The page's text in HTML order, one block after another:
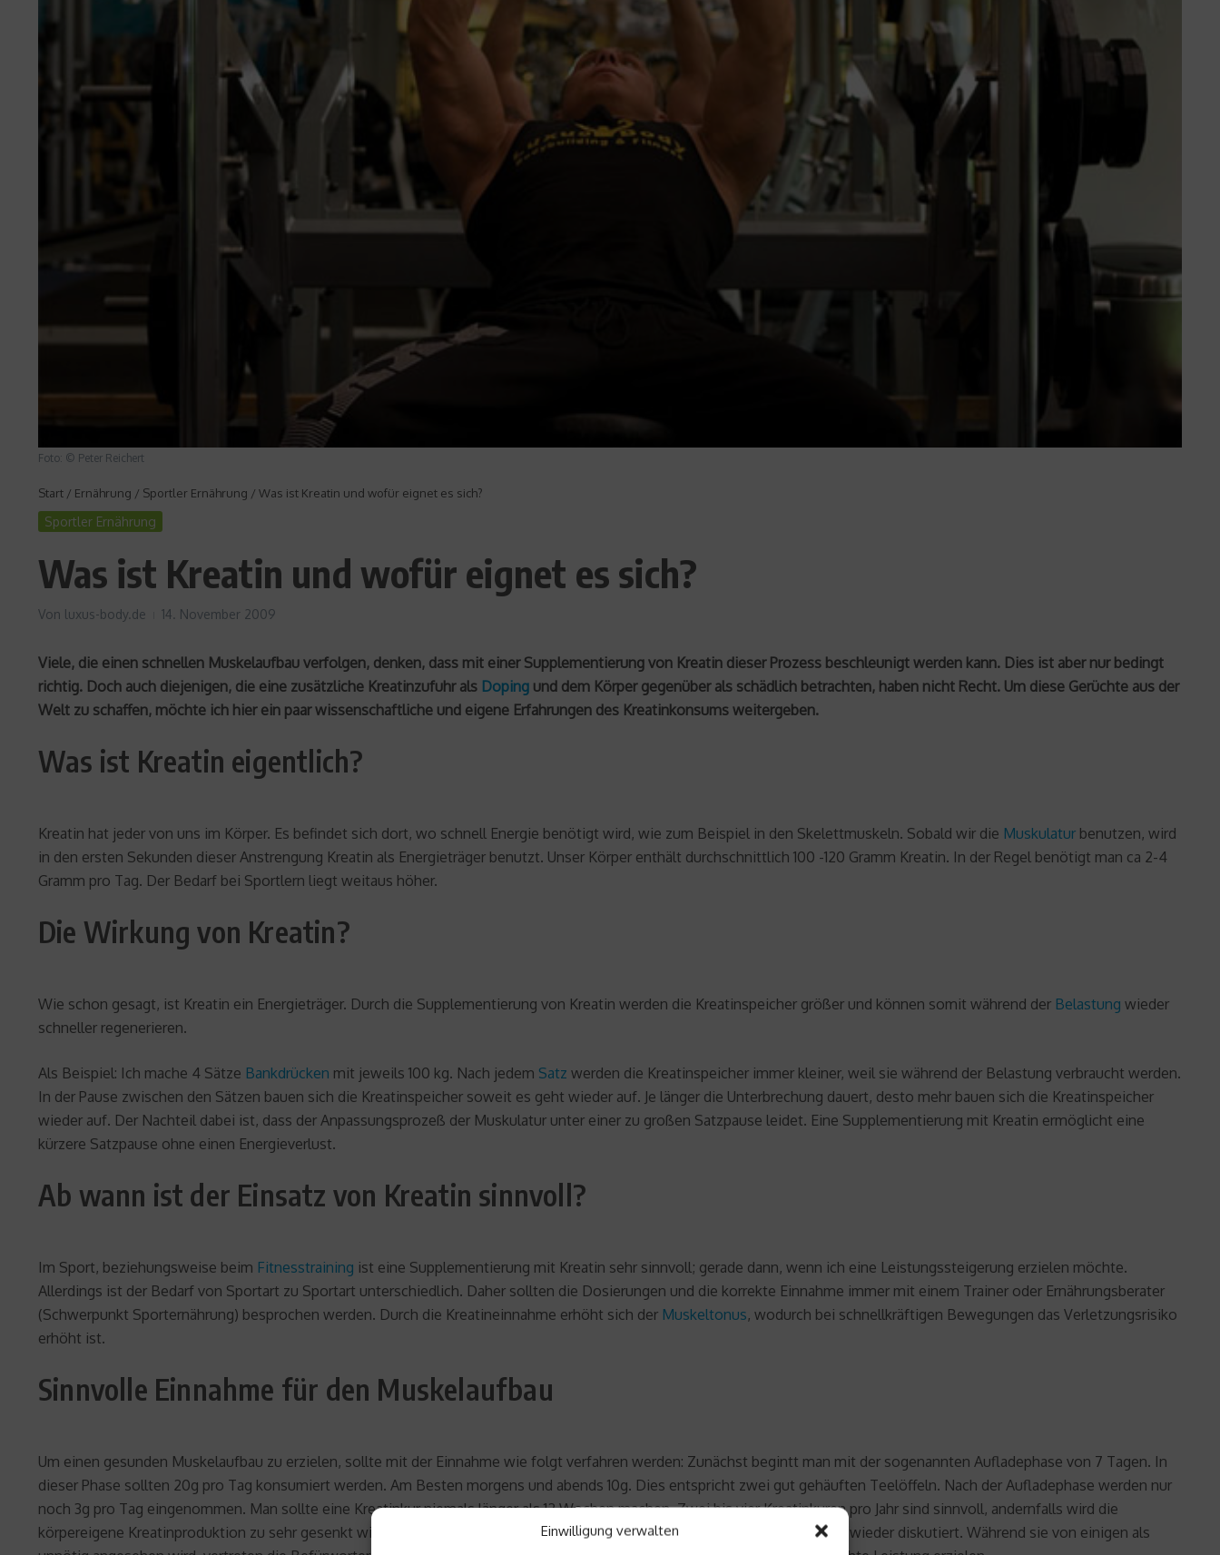
Einwilligung verwalten
Foto: © Peter Reichert
Start / Ernährung / Sportler Ernährung / Was ist Kreatin und wofür eignet es sich?
Sportler Ernährung
Was ist Kreatin und wofür eignet es sich?
Von luxus-body.de 14. November 2009
Viele, die einen schnellen Muskelaufbau verfolgen, denken, dass mit einer Supplementierung von Kreatin dieser Prozess beschleunigt werden kann. Dies ist aber nur bedingt
richtig. Doch auch diejenigen, die eine zusätzliche Kreatinzufuhr als Doping und dem Körper gegenüber als schädlich betrachten, haben nicht Recht. Um diese Gerüchte aus der
Welt zu schaffen, möchte ich hier ein paar wissenschaftliche und eigene Erfahrungen des Kreatinkonsums weitergeben.
Was ist Kreatin eigentlich?
Kreatin hat jeder von uns im Körper. Es befindet sich dort, wo schnell Energie benötigt wird, wie zum Beispiel in den Skelettmuskeln. Sobald wir die Muskulatur benutzen, wird
in den ersten Sekunden dieser Anstrengung Kreatin als Energieträger benutzt. Unser Körper enthält durchschnittlich 100 -120 Gramm Kreatin. In der Regel benötigt man ca 2-4
Gramm pro Tag. Der Bedarf bei Sportlern liegt weitaus höher.
Die Wirkung von Kreatin?
Wie schon gesagt, ist Kreatin ein Energieträger. Durch die Supplementierung von Kreatin werden die Kreatinspeicher größer und können somit während der Belastung wieder
schneller regenerieren.
Als Beispiel: Ich mache 4 Sätze Bankdrücken mit jeweils 100 kg. Nach jedem Satz werden die Kreatinspeicher immer kleiner, weil sie während der Belastung verbraucht werden.
In der Pause zwischen den Sätzen bauen sich die Kreatinspeicher soweit es geht wieder auf. Je länger die Unterbrechung dauert, desto mehr bauen sich die Kreatinspeicher
wieder auf. Der Nachteil dabei ist, dass der Anpassungsprozeß der Muskulatur unter einer zu großen Satzpause leidet. Eine Supplementierung mit Kreatin ermöglicht eine
kürzere Satzpause ohne einen Energieverlust.
Ab wann ist der Einsatz von Kreatin sinnvoll?
Im Sport, beziehungsweise beim Fitnesstraining ist eine Supplementierung mit Kreatin sehr sinnvoll; gerade dann, wenn ich eine Leistungssteigerung erzielen möchte.
Allerdings ist der Bedarf von Sportart zu Sportart unterschiedlich. Daher sollten die Dosierungen und die korrekte Einnahme immer mit einem Trainer oder Ernährungsberater
(Schwerpunkt Sporternährung) besprochen werden. Durch die Kreatineinnahme erhöht sich der Muskeltonus, wodurch bei schnellkräftigen Bewegungen das Verletzungsrisiko
erhöht ist.
Sinnvolle Einnahme für den Muskelaufbau
Um einen gesunden Muskelaufbau zu erzielen, sollte mit der Einnahme wie folgt verfahren werden: Zunächst begintt man mit der sogenannten Aufladephase von 7 Tagen. In
dieser Phase sollten 20g pro Tag konsumiert werden. Am Besten morgens und abends 10g. Dies entspricht zwei gut gehäuften Teelöffeln. Nach der Aufladephase werden nur
noch 3g pro Tag eingenommen. Man sollte eine Kreatinkur niemals länger als 12 Wochen machen. Zwei bis vier Kreatinkuren pro Jahr sind sinnvoll, andernfalls wird die
körpereigene Kreatinproduktion zu sehr gesenkt wird. Über die Bedeutung und Notwendigkeit der Aufladephase wird immer wieder diskutiert. Während sie von einigen als